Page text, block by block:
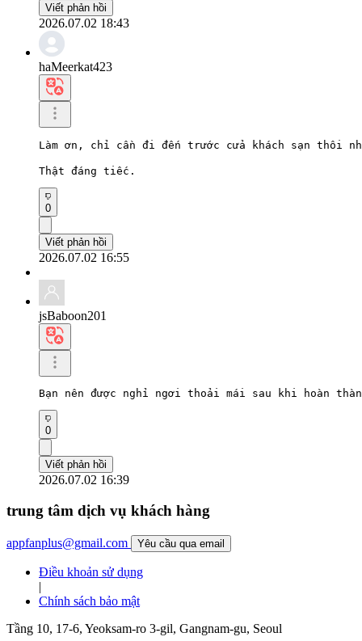
Viết phản hồi
2026.07.02 18:43
haMeerkat423
Làm ơn, chỉ cần đi đến trước cửa khách sạn thôi
Thật đáng tiếc.
0
Viết phản hồi
2026.07.02 16:55
jsBaboon201
Bạn nên được nghỉ ngơi thoải mái sau khi hoàn
0
Viết phản hồi
2026.07.02 16:39
trung tâm dịch vụ khách hàng
appfanplus@gmail.com Yêu cầu qua email
Điều khoản sử dụng
|
Chính sách bảo mật
Tầng 10, 17-6, Yeoksam-ro 3-gil, Gangnam-gu, Seoul